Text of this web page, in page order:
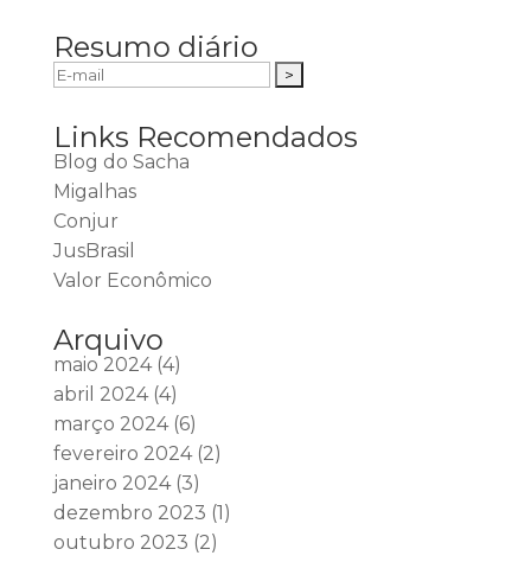
Resumo diário
Links Recomendados
Blog do Sacha
Migalhas
Conjur
JusBrasil
Valor Econômico
Arquivo
maio 2024(4)
abril 2024(4)
março 2024(6)
fevereiro 2024(2)
janeiro 2024(3)
dezembro 2023 (1)
outubro 2023 (2)